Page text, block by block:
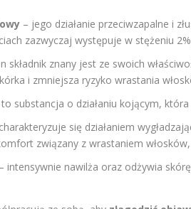
– jego działanie przeciwzapalne i
zazwyczaj występuje w stężeniu
składnik znany jest ze swoich
i zmniejsza ryzyko wrastania
substancja o działaniu kojącym,
się działaniem
związany z wrastaniem włosków,
– intensywnie nawilża oraz odżywia